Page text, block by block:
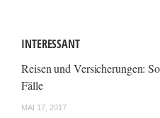
INTERESSANT
Reisen und Versicherungen:
Fälle
MAI 17, 2017